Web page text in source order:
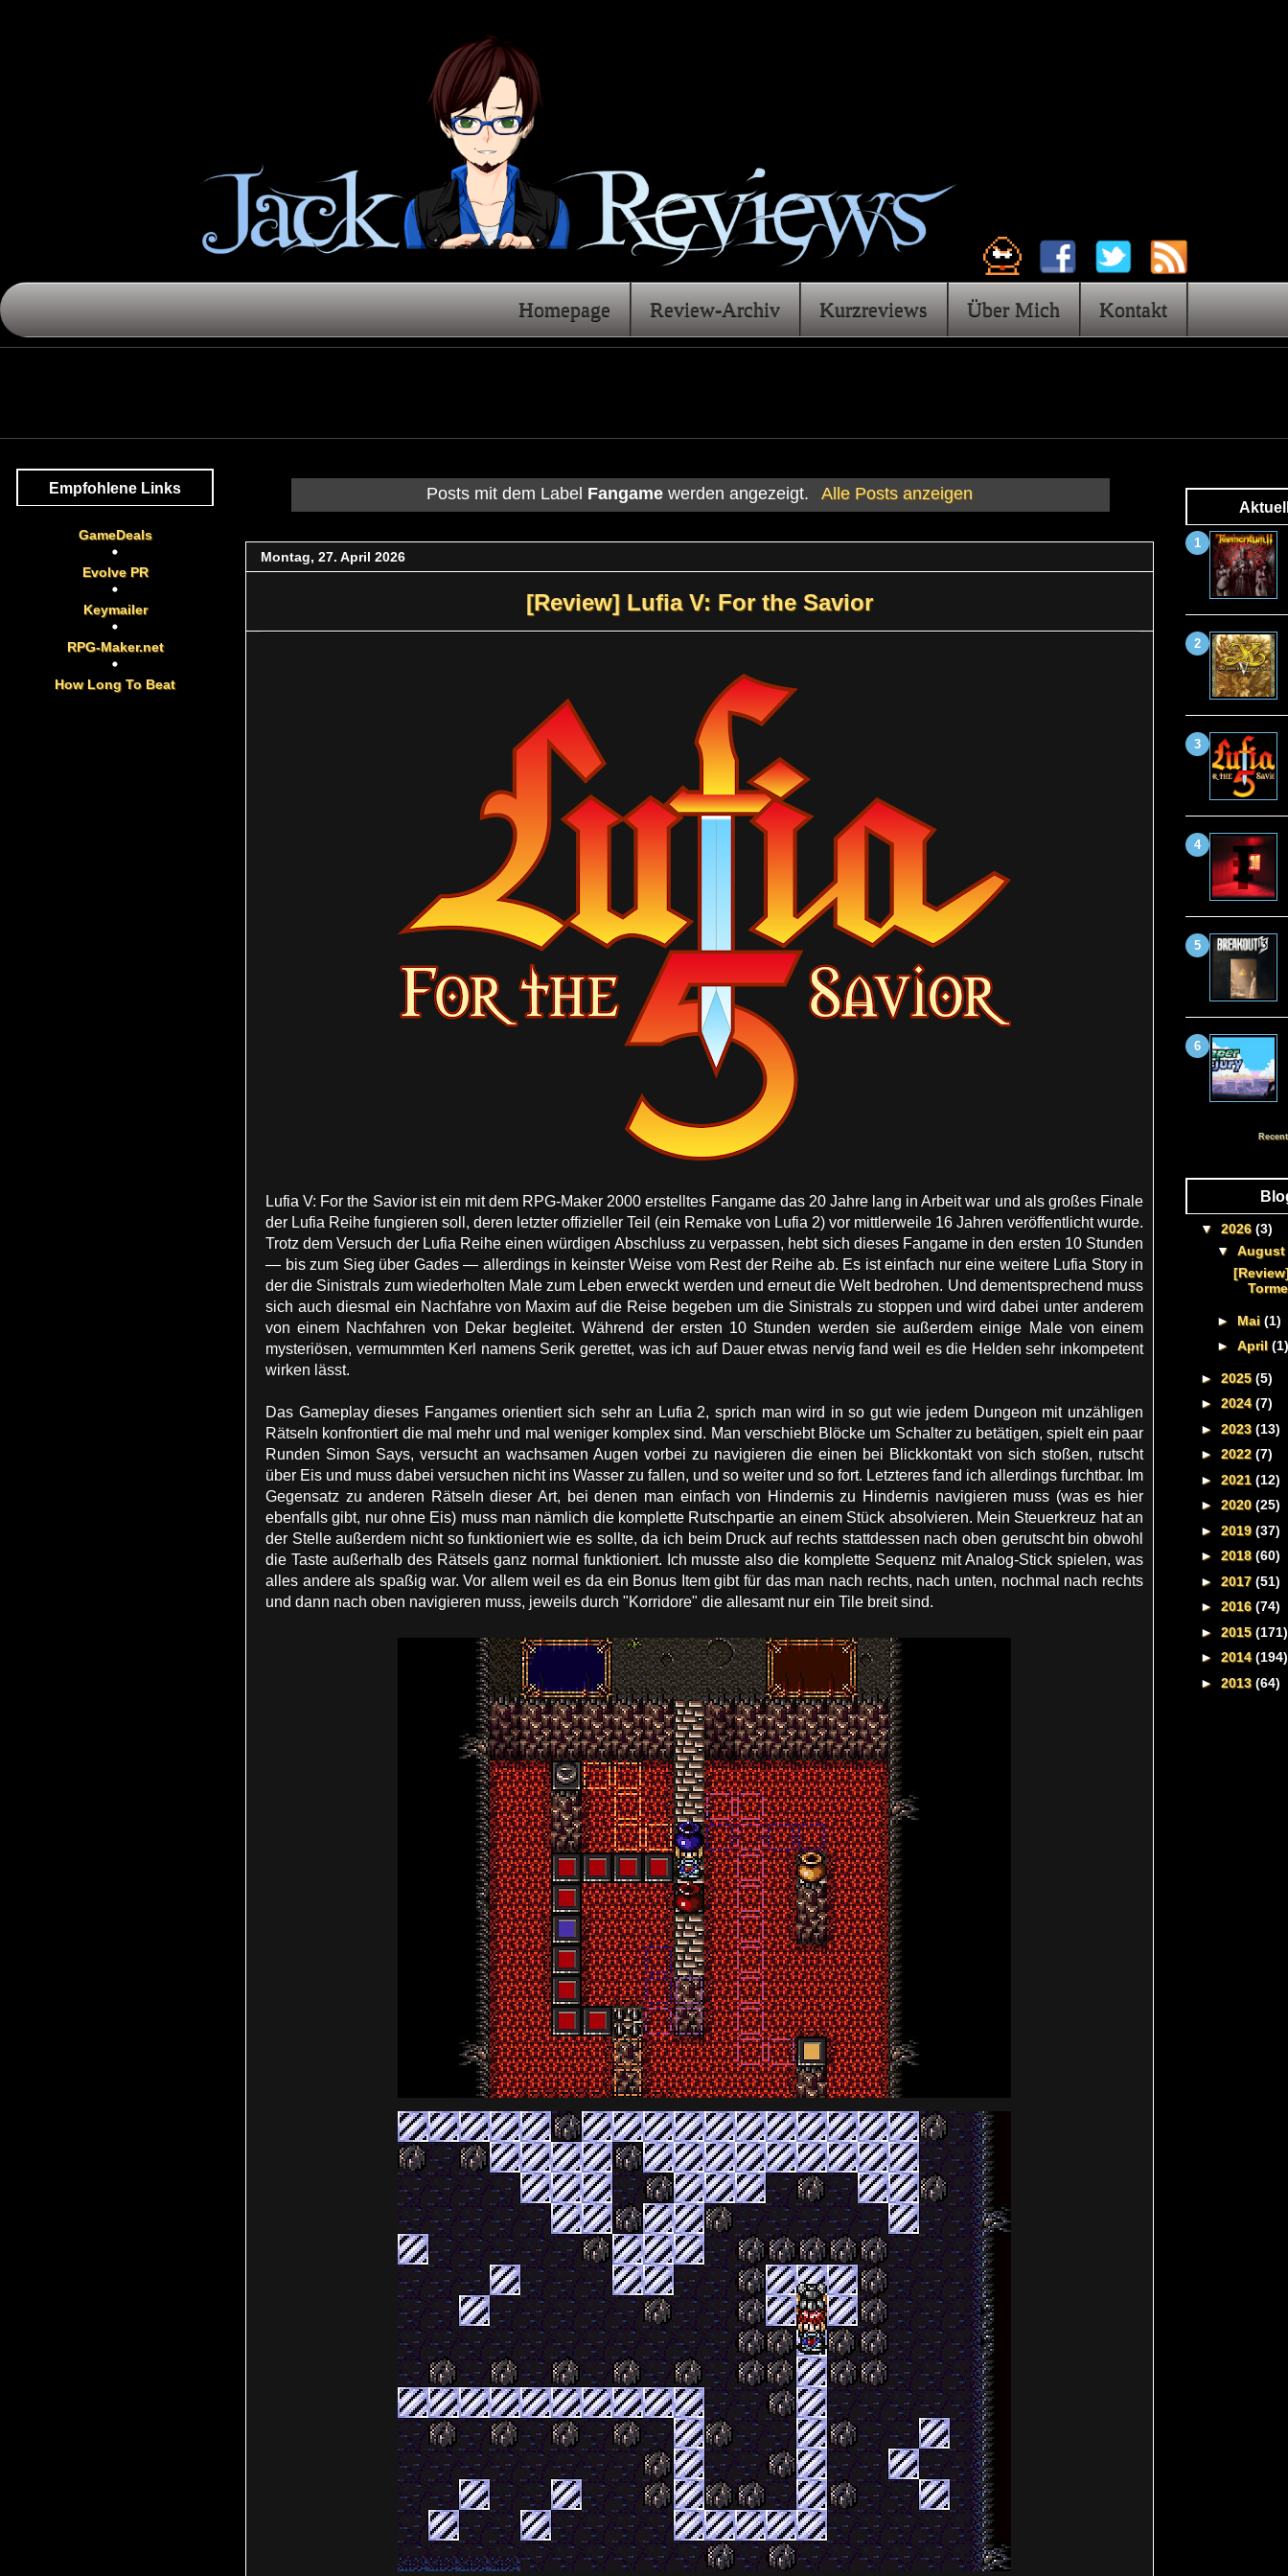
Homepage Review-Archiv Kurzreviews Über Mich Kontakt
Posts mit dem Label Fangame werden angezeigt. Alle Posts anzeigen
Montag, 27. April 2026
[Review] Lufia V: For the Savior
Lufia V: For the Savior ist ein mit dem RPG-Maker 2000 erstelltes Fangame das 20 Jahre lang in Arbeit war und als großes Finale
der Lufia Reihe fungieren soll, deren letzter offizieller Teil (ein Remake von Lufia 2) vor mittlerweile 16 Jahren veröffentlicht wurde.
Trotz dem Versuch der Lufia Reihe einen würdigen Abschluss zu verpassen, hebt sich dieses Fangame in den ersten 10 Stunden
— bis zum Sieg über Gades — allerdings in keinster Weise vom Rest der Reihe ab. Es ist einfach nur eine weitere Lufia Story in
der die Sinistrals zum wiederholten Male zum Leben erweckt werden und erneut die Welt bedrohen. Und dementsprechend muss
sich auch diesmal ein Nachfahre von Maxim auf die Reise begeben um die Sinistrals zu stoppen und wird dabei unter anderem
von einem Nachfahren von Dekar begleitet. Während der ersten 10 Stunden werden sie außerdem einige Male von einem
mysteriösen, vermummten Kerl namens Serik gerettet, was ich auf Dauer etwas nervig fand weil es die Helden sehr inkompetent
wirken lässt.
Das Gameplay dieses Fangames orientiert sich sehr an Lufia 2, sprich man wird in so gut wie jedem Dungeon mit unzähligen
Rätseln konfrontiert die mal mehr und mal weniger komplex sind. Man verschiebt Blöcke um Schalter zu betätigen, spielt ein paar
Runden Simon Says, versucht an wachsamen Augen vorbei zu navigieren die einen bei Blickkontakt von sich stoßen, rutscht
über Eis und muss dabei versuchen nicht ins Wasser zu fallen, und so weiter und so fort. Letzteres fand ich allerdings furchtbar. Im
Gegensatz zu anderen Rätseln dieser Art, bei denen man einfach von Hindernis zu Hindernis navigieren muss (was es hier
ebenfalls gibt, nur ohne Eis) muss man nämlich die komplette Rutschpartie an einem Stück absolvieren. Mein Steuerkreuz hat an
der Stelle außerdem nicht so funktioniert wie es sollte, da ich beim Druck auf rechts stattdessen nach oben gerutscht bin obwohl
die Taste außerhalb des Rätsels ganz normal funktioniert. Ich musste also die komplette Sequenz mit Analog-Stick spielen, was
alles andere als spaßig war. Vor allem weil es da ein Bonus Item gibt für das man nach rechts, nach unten, nochmal nach rechts
und dann nach oben navigieren muss, jeweils durch "Korridore" die allesamt nur ein Tile breit sind.
Empfohlene Links
GameDeals
Evolve PR
Keymailer
RPG-Maker.net
How Long To Beat
▼ 2026(3)
▼ August
► Mai (1)
► April (1)
► 2025(5)
► 2024(7)
► 2023(13)
► 2022 (7)
► 2021 (12)
► 2020(25)
► 2019(37)
► 2018(60)
► 2017(51)
► 2016(74)
► 2015(171)
► 2014(194)
► 2013(64)